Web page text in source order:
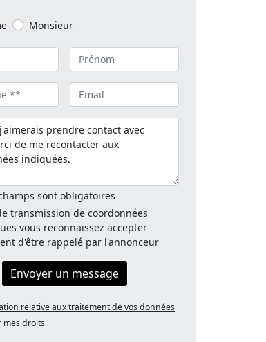
Monsieur
sont obligatoires
transmission de coordonnées
vous reconnaissez accepter
d'être rappelé par l'annonceur
Envoyer un message
relative aux traitement de vos données
mes droits